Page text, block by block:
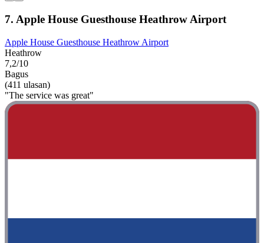
7. Apple House Guesthouse Heathrow Airport
Apple House Guesthouse Heathrow Airport
Heathrow
7,2/10
Bagus
(411 ulasan)
"The service was great"